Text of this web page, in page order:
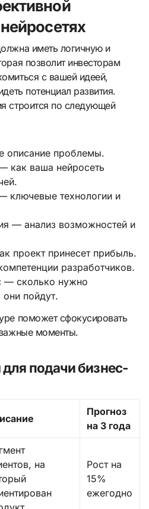
иметь логичную и
позволит инвесторам
с вашей идеей,
потенциал развития.
строится по следующей
описание проблемы.
как ваша нейросеть
ключевые технологии и
— анализ возможностей и
проект принесет прибыль.
разработчиков.
— сколько нужно
они пойдут.
поможет сфокусировать
важные моменты.
подачи бизнес-
Прогноз
на 3 года
на
Рост на
15%
ежегодно